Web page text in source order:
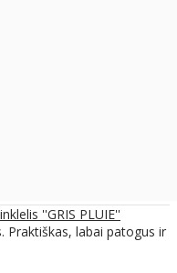
''GRIS PLUIE''
Praktiškas, labai patogus ir